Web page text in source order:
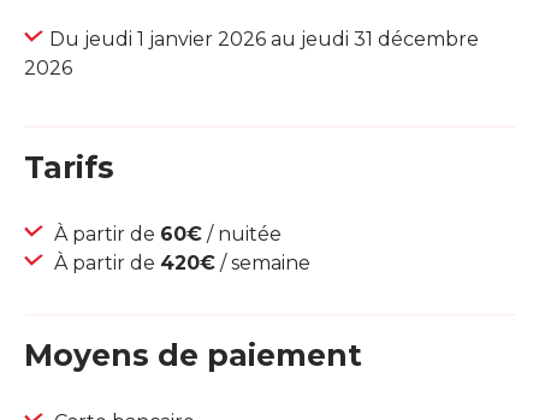
Du jeudi 1 janvier 2026 au jeudi 31 décembre
2026
Tarifs
À partir de 60€ / nuitée
À partir de 420€ / semaine
Moyens de paiement